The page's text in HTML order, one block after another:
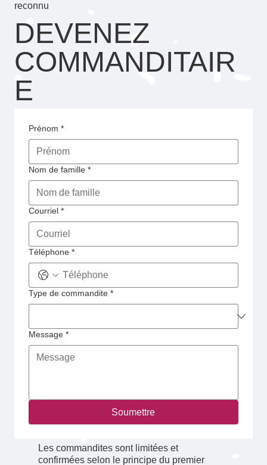
reconnu
DEVENEZ
COMMANDITAIR
E
Prénom *
Nom de famille *
Courriel *
Téléphone *
Type de commandite *
Message *
Soumettre
Les commandites sont limitées et
confirmées selon le principe du premier